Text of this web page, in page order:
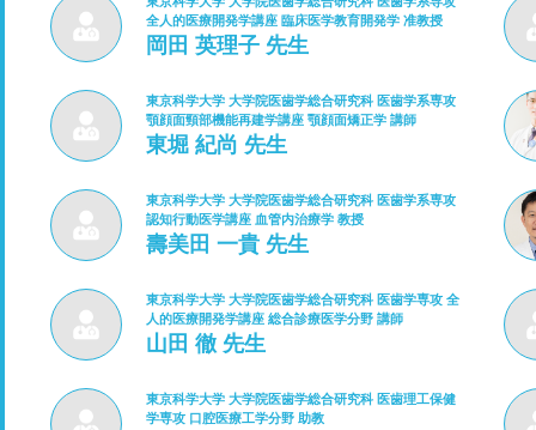
全人的医療開発学講座 臨床医学教育開発学 准教授
岡田 英理子 先生
東京科学大学 大学院医歯学総合研究科 医歯学系専攻
顎顔面頸部機能再建学講座 顎顔面矯正学 講師
東堀 紀尚 先生
東京科学大学 大学院医歯学総合研究科 医歯学系専攻
認知行動医学講座 血管内治療学 教授
壽美田 一貴 先生
東京科学大学 大学院医歯学総合研究科 医歯学専攻 全
人的医療開発学講座 総合診療医学分野 講師
山田 徹 先生
東京科学大学 大学院医歯学総合研究科 医歯理工保健
学専攻 口腔医療工学分野 助教